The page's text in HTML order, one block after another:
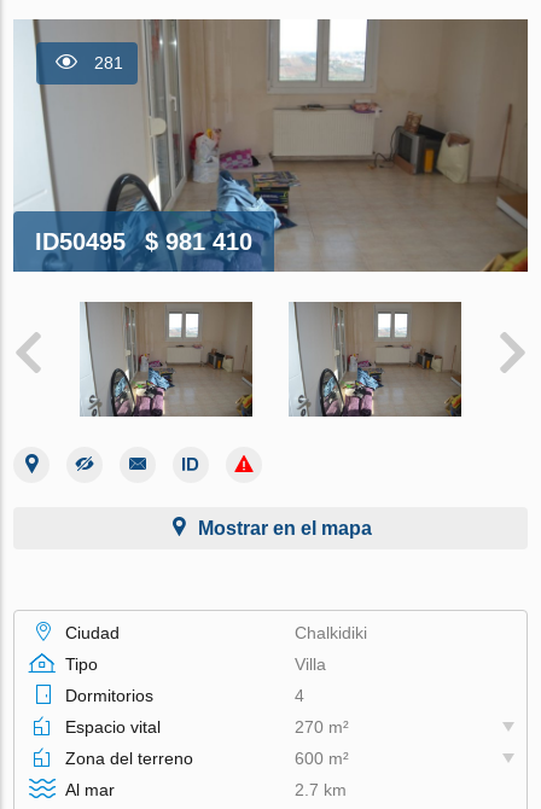
281
ID50495 $ 981 410
Mostrar en el mapa
Ciudad
Chalkidiki
Tipo
Villa
Dormitorios
4
Espacio vital
270 m²
Zona del terreno
600 m²
Al mar
2.7 km